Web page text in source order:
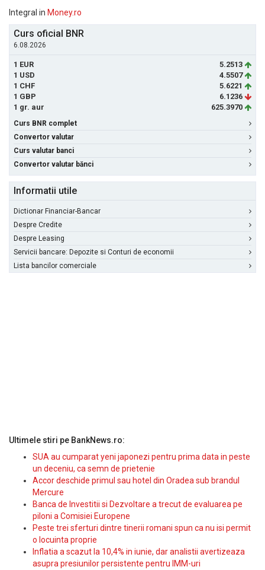
Integral in Money.ro
Curs oficial BNR
6.08.2026
1 EUR
5.2513
1 USD
4.5507
1 CHF
5.6221
1 GBP
6.1236
1 gr. aur
625.3970
Curs BNR complet
Convertor valutar
Curs valutar banci
Convertor valutar bănci
Informatii utile
Dictionar Financiar-Bancar
Despre Credite
Despre Leasing
Servicii bancare: Depozite si Conturi de economii
Lista bancilor comerciale
Ultimele stiri pe BankNews.ro:
SUA au cumparat yeni japonezi pentru prima data in peste
un deceniu, ca semn de prietenie
Accor deschide primul sau hotel din Oradea sub brandul
Mercure
Banca de Investitii si Dezvoltare a trecut de evaluarea pe
piloni a Comisiei Europene
Peste trei sferturi dintre tinerii romani spun ca nu isi permit
o locuinta proprie
Inflatia a scazut la 10,4% in iunie, dar analistii avertizeaza
asupra presiunilor persistente pentru IMM-uri